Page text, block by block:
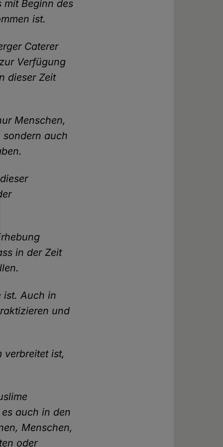
mit Beginn des
ist.
Caterer
Verfügung
dieser Zeit
Menschen,
sondern auch
in der Zeit
ist. Auch in
und
verbreitet ist,
auch in den
Menschen,
oder